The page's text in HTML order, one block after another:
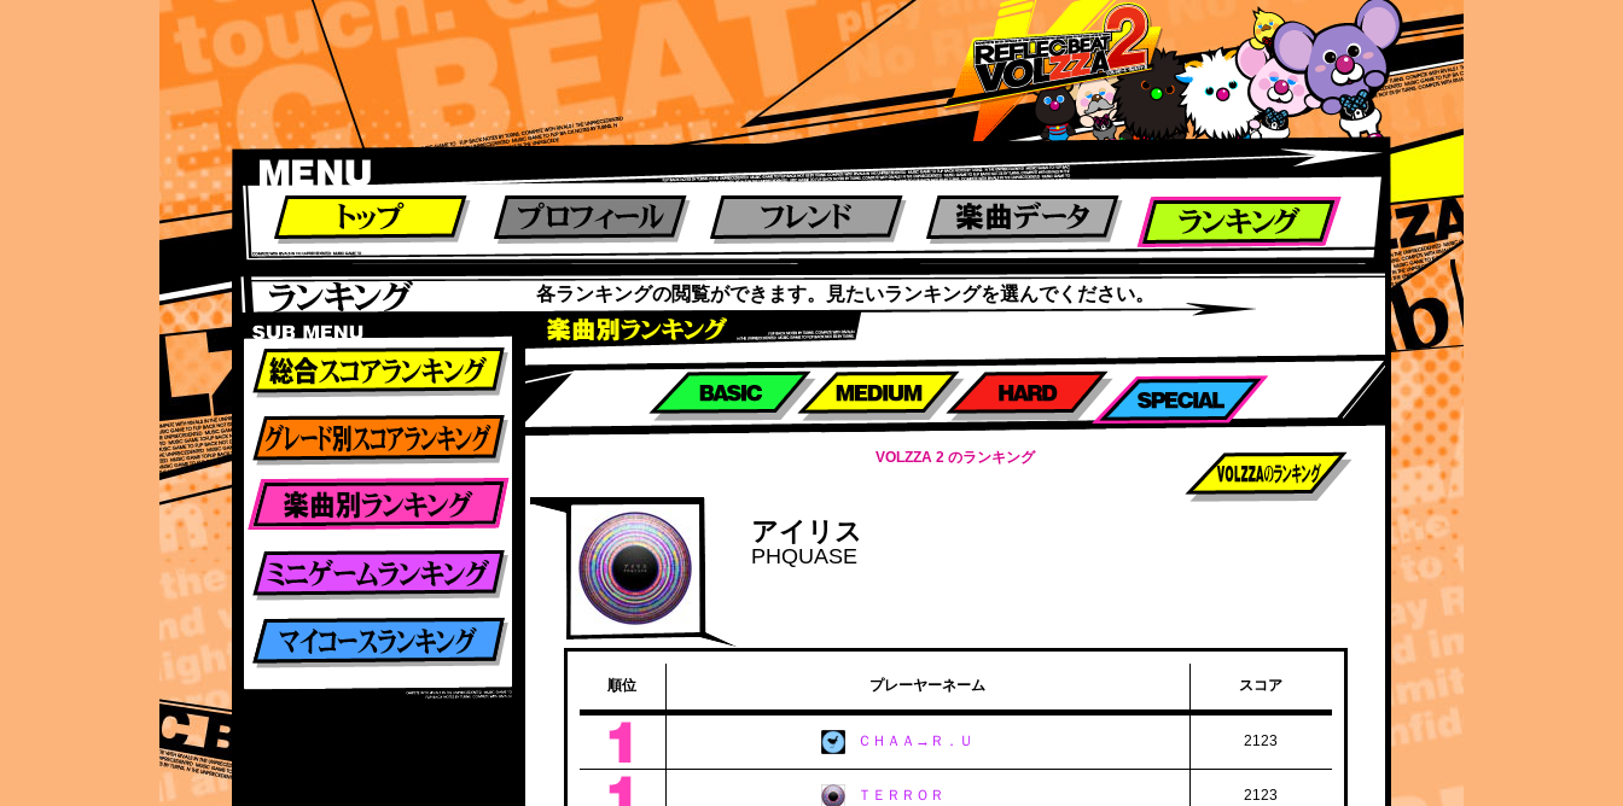
ランキング
各ランキングの閲覧ができます。見たいランキングを選んでください。
ランキング
グレード別ランキング
楽曲別スコアランキング
VOLZZA 2 のランキング
アイリス
PHQUASE
順位 プレーヤーネーム スコア
ＣＨＡＡ→Ｒ．Ｕ 2123
ＴＥＲＲＯＲ 2123